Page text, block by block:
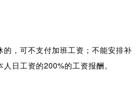
的，可不支付加班工资；不能安排补
日工资的200%的工资报酬。